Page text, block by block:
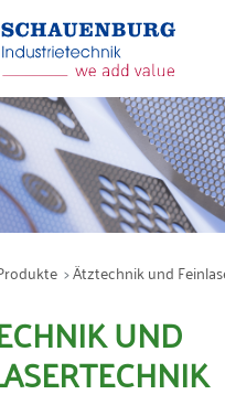
Ätztechnik und
UND